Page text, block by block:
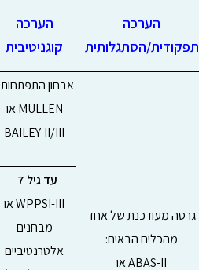
הערכה
תפקודית/הסתגלותית
הערכה
קוגניטיבית
גרסה מעודכנת של אחד
מהכלים הבאים:
ABAS-IIאו
אבחון
MULLEN או
BAILEY-II/III
עד גיל 7
–
WPPSI-III או
מבחנים
אלטרנטיביים